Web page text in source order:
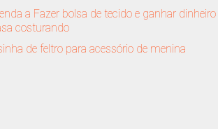
a Fazer bolsa de tecido e ganhar dinheiro
costurando
de feltro para acessório de menina